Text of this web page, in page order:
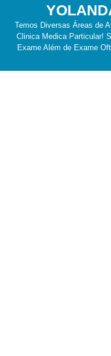
Temos Diversas Áreas de
Clinica Medica Particular!
Exame Além de Exame